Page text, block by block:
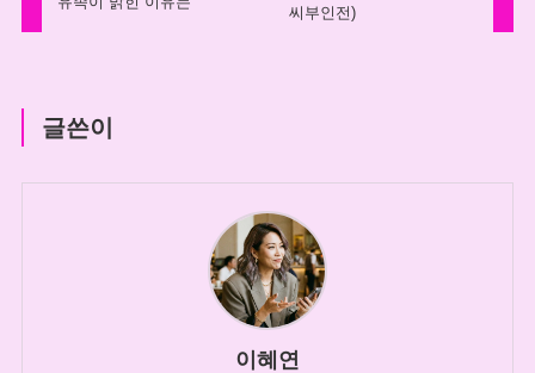
씨부인전)
글쓴이
이혜연